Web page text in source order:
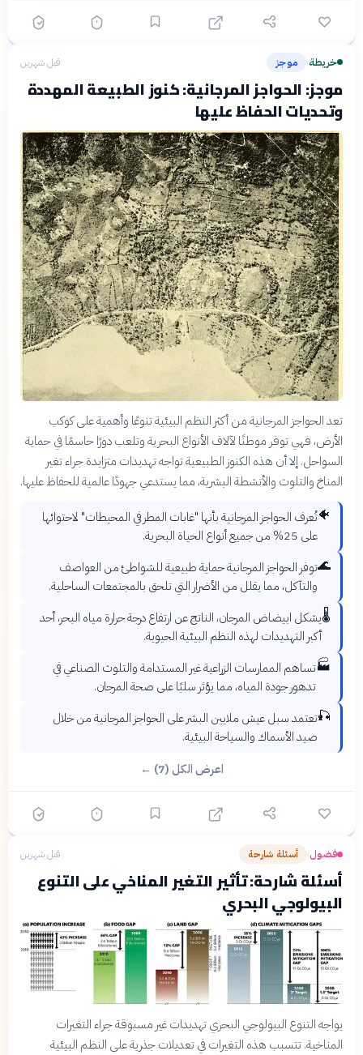
خريطة› موجز قبل شهرين
موجز: الحواجز المرجانية: كنوز الطبيعة المهددة
وتحديات الحفاظ عليها
تعد الحواجز المرجانية من أكثر النظم البيئية تنوعًا وأهمية على كوكب
الأرض، فهي توفر موطنًا لآلاف الأنواع البحرية وتلعب دورًا حاسمًا في حماية
السواحل. إلا أن هذه الكنوز الطبيعية تواجه تهديدات متزايدة جراء تغير
المناخ والتلوث والأنشطة البشرية، مما يستدعي جهودًا عالمية للحفاظ عليها.
🐠تُعرف الحواجز المرجانية بأنها "غابات المطر في المحيطات" لاحتوائها
على 25% من جميع أنواع الحياة البحرية.
🌊توفر الحواجز المرجانية حماية طبيعية للشواطئ من العواصف
والتآكل، مما يقلل من الأضرار التي تلحق بالمجتمعات الساحلية.
🌡️يشكل ابيضاض المرجان، الناتج عن ارتفاع درجة حرارة مياه البحر، أحد
أكبر التهديدات لهذه النظم البيئية الحيوية.
🏭تساهم الممارسات الزراعية غير المستدامة والتلوث الصناعي في
تدهور جودة المياه، مما يؤثر سلبًا على صحة المرجان.
🎣تعتمد سبل عيش ملايين البشر على الحواجز المرجانية من خلال
صيد الأسماك والسياحة البيئية.
اعرض الكل (7) ←
فضول› أسئلة شارحة قبل شهرين
أسئلة شارحة: تأثير التغير المناخي على التنوع
البيولوجي البحري
يواجه التنوع البيولوجي البحري تهديدات غير مسبوقة جراء التغيرات
المناخية. تتسبب هذه التغيرات في تعديلات جذرية على النظم البيئية